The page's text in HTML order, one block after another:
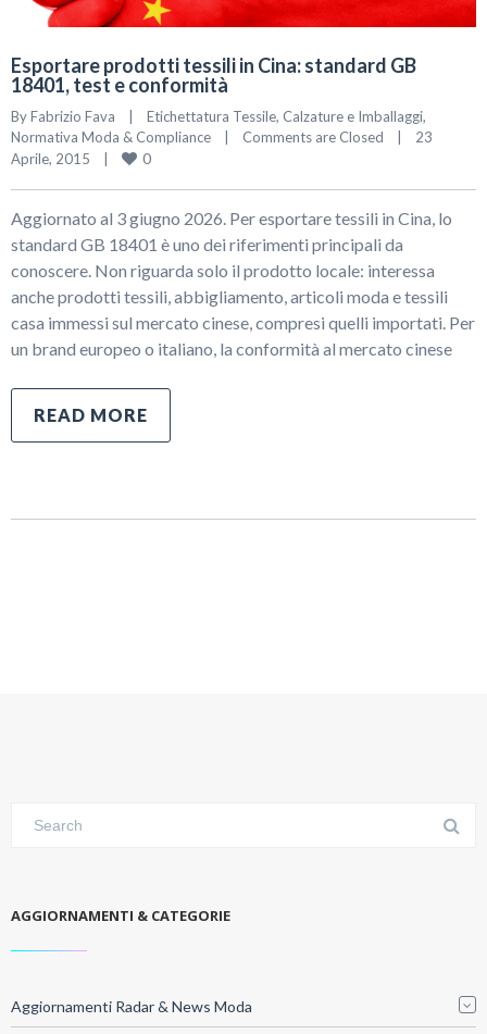
Esportare prodotti tessili in Cina: standard GB
18401, test e conformità
By Fabrizio Fava | Etichettatura Tessile, Calzature e Imballaggi
Normativa Moda & Compliance
| Comments are Closed |
23
Aprile, 2015 | 0
Aggiornato al 3 giugno 2026. Per esportare tessili in Cina, lo
standard GB 18401 è uno dei riferimenti principali da
conoscere. Non riguarda solo il prodotto locale: interessa
anche prodotti tessili, abbigliamento, articoli moda e tessili
casa immessi sul mercato cinese, compresi quelli importati. Per
un brand europeo o italiano, la conformità al mercato cinese
READ MORE
AGGIORNAMENTI & CATEGORIE
Aggiornamenti Radar & News Moda